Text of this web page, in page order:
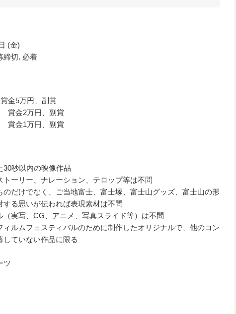
(金)
締切､必着
金5万円、副賞
賞金2万円、副賞
賞金1万円、副賞
30秒以内の映像作品
ーリー、ナレーション、テロップ等は不問
だけでなく、ご当地富士、富士塚、富士山グッズ、富士山の形
する思いが伝われば表現素材は不問
実写、CG、アニメ、写真スライド等）は不問
ルムフェスティバルのために制作したオリジナルで、他のコン
していない作品に限る
ツ